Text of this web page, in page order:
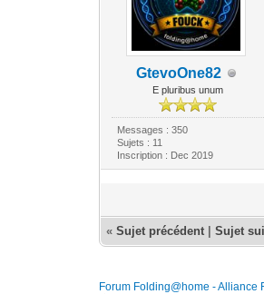
GtevoOne82
E pluribus unum
Messages : 350
Sujets : 11
Inscription : Dec 2019
«Sujet précédent |Sujet
Forum Folding@home - Alliance